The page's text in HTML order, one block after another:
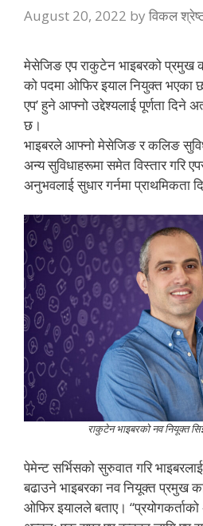
August 20, 2022 by विकल
मेसेजिङ एप राकुटेन भाइबरको प्रमुख
को पदमा ओफिर इयाल नियुक्त भएका
एप’ हुने आफ्नो उद्देश्यलाई पूर्णता दिने
छ।
भाइबरले आफ्नो मेसेजिङ र कलिङ
अन्य सुविधाहरूमा समेत विस्तार गरि
अनुभवलाई सुधार गर्नमा प्राथमिकता
राकुटेन भाइबरको नव नियूक्त
पेमेन्ट सर्भिसको सुरुवात गरि
बढाउने भाइबरका नव नियूक्त प्रमुख
ओफिर इयालले बताए।